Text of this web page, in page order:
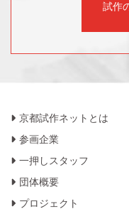
試作
京都試作ネットとは
参画企業
一押しスタッフ
団体概要
プロジェクト